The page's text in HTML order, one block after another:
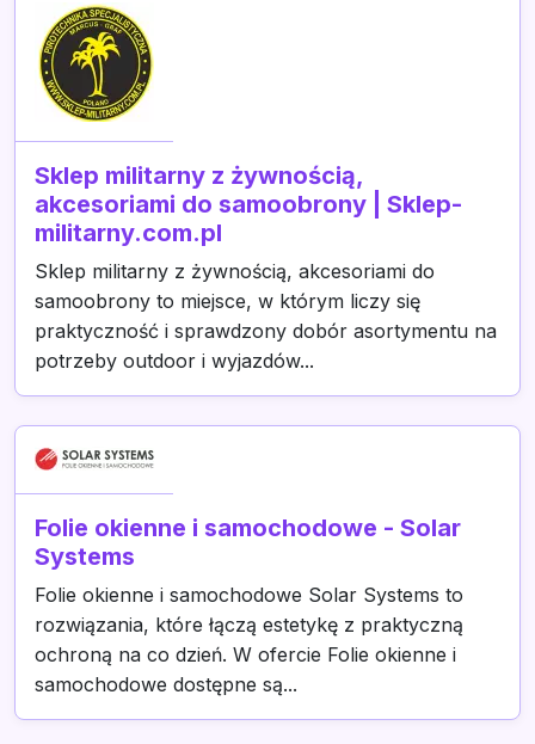
Sklep militarny z żywnością,
akcesoriami do samoobrony | Sklep-
militarny.com.pl
Sklep militarny z żywnością, akcesoriami do
samoobrony to miejsce, w którym liczy się
praktyczność i sprawdzony dobór asortymentu na
potrzeby outdoor i wyjazdów...
Folie okienne i samochodowe - Solar
Systems
Folie okienne i samochodowe Solar Systems to
rozwiązania, które łączą estetykę z praktyczną
ochroną na co dzień. W ofercie Folie okienne i
samochodowe dostępne są...